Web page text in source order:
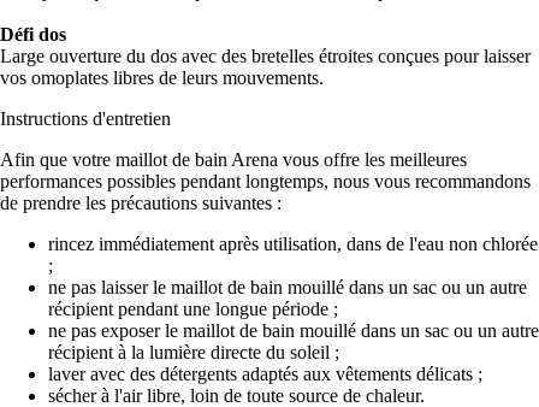
Défi dos
Large ouverture du dos avec des bretelles étroites conçues pour laisser
vos omoplates libres de leurs mouvements.
Instructions d'entretien
Afin que votre maillot de bain Arena vous offre les meilleures
performances possibles pendant longtemps, nous vous recommandons
de prendre les précautions suivantes :
rincez immédiatement après utilisation, dans de l'eau non chlorée
;
ne pas laisser le maillot de bain mouillé dans un sac ou un autre
récipient pendant une longue période ;
ne pas exposer le maillot de bain mouillé dans un sac ou un autre
récipient à la lumière directe du soleil ;
laver avec des détergents adaptés aux vêtements délicats ;
sécher à l'air libre, loin de toute source de chaleur.